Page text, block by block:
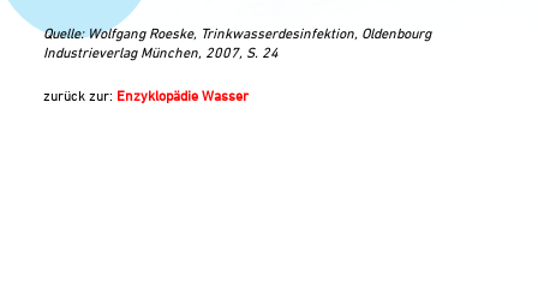
Quelle: Wolfgang Roeske, Trinkwasserdesinfektion, Oldenbourg
Industrieverlag München, 2007, S. 24
zurück zur: Enzyklopädie Wasser